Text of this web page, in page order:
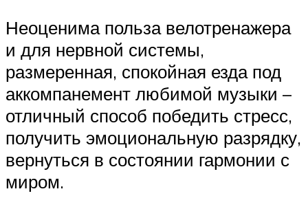
Неоценима польза велотренажера
и для нервной системы,
размеренная, спокойная езда под
аккомпанемент любимой музыки –
отличный способ победить стресс,
получить эмоциональную разрядку,
вернуться в состоянии гармонии с
миром.